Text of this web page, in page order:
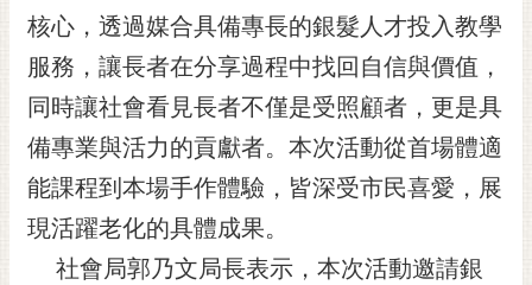
網
站
導
覽
訂
閱
RSS
核心，透過媒合具備專長的銀髮人才投入教學
服務，讓長者在分享過程中找回自信與價值，
同時讓社會看見長者不僅是受照顧者，更是具
備專業與活力的貢獻者。本次活動從首場體適
能課程到本場手作體驗，皆深受市民喜愛，展
現活躍老化的具體成果。
社會局郭乃文局長表示，本次活動邀請銀